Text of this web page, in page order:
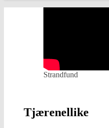
Strandfund
Tjærenellike